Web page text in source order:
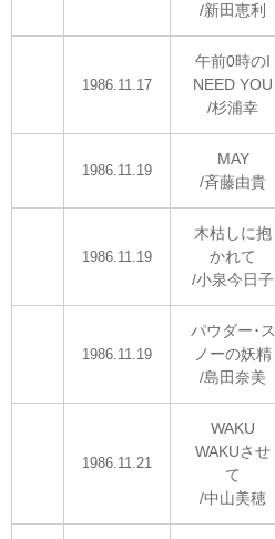
/新田恵利
1986.11.17
午前0時のI
NEED YOU
/杉浦幸
1986.11.19
MAY
/斉藤由貴
1986.11.19
木枯しに抱
かれて
/小泉今日子
1986.11.19
パウダー･ス
ノーの妖精
/島田奈美
1986.11.21
WAKU
WAKUさせ
て
/中山美穂